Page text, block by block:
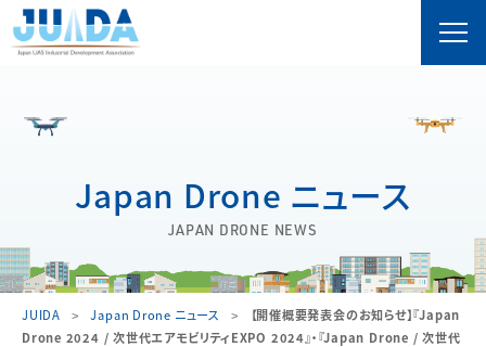
Japan Drone ニュース
JAPAN DRONE NEWS
JUIDA Japan Drone ニュース
【開催概要発表会のお知らせ】『Japan
Drone 2024 / 次世代エアモビリティEXPO 2024』・『Japan Drone / 次世代